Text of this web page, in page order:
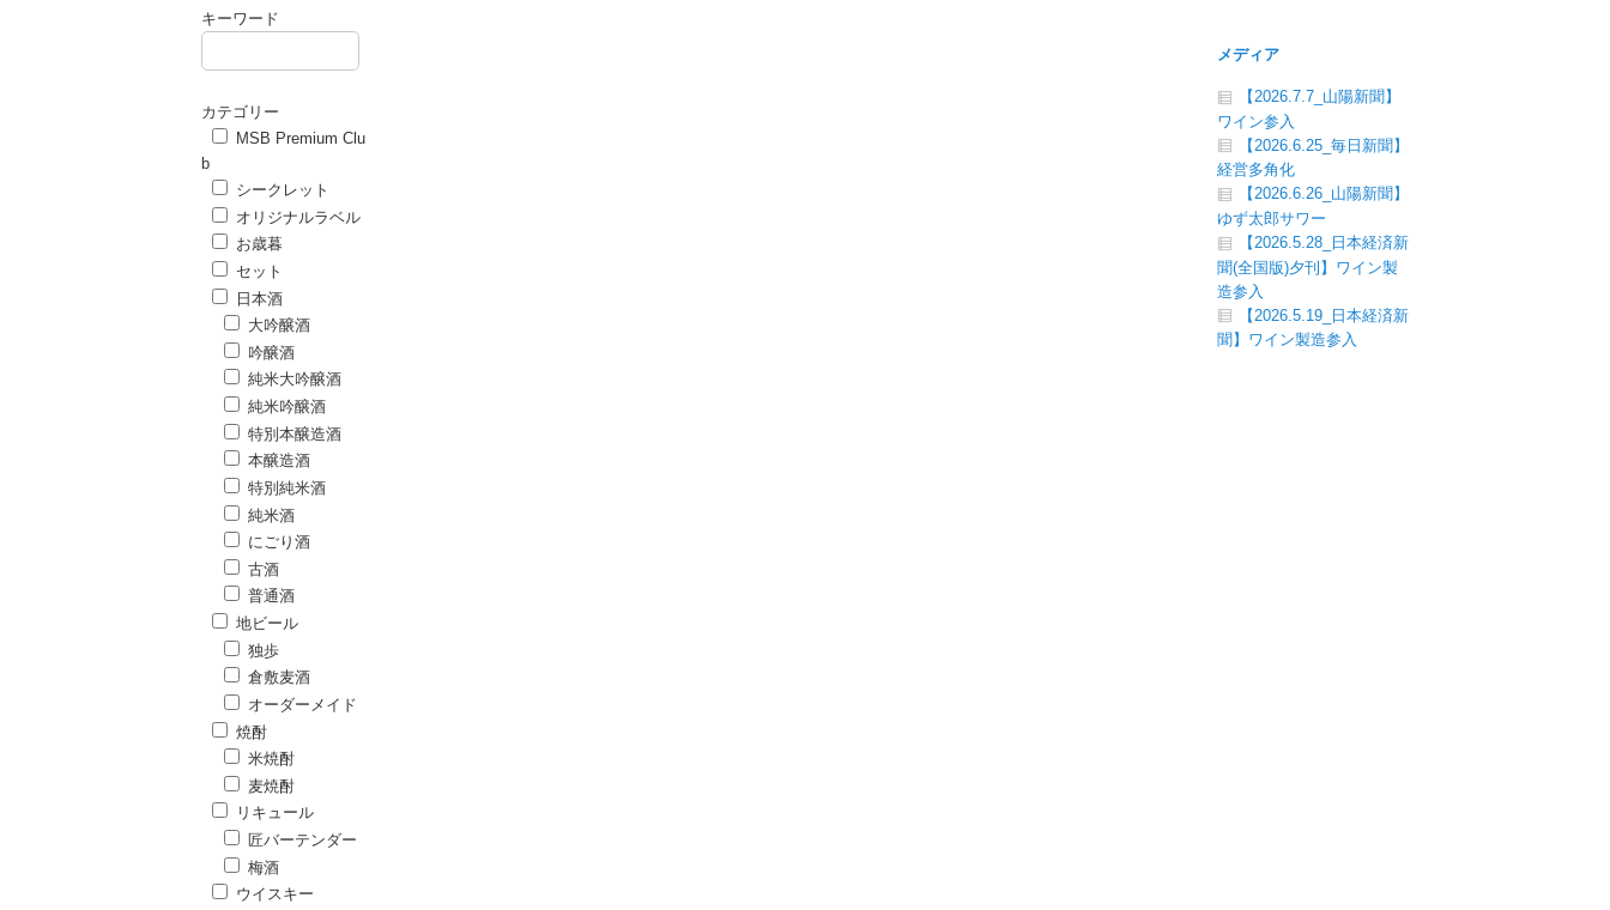
キーワード
カテゴリー
MSB Premium Clu
b
シークレット
オリジナルラベル
お歳暮
セット
日本酒
大吟醸酒
吟醸酒
純米大吟醸酒
純米吟醸酒
特別本醸造酒
本醸造酒
特別純米酒
純米酒
にごり酒
古酒
普通酒
地ビール
独歩
倉敷麦酒
オーダーメイド
焼酎
米焼酎
麦焼酎
リキュール
匠バーテンダー
梅酒
ウイスキー
メディア
【2026.7.7_山陽新聞】
ワイン参入
【2026.6.25_毎日新聞】
経営多角化
【2026.6.26_山陽新聞】
ゆず太郎サワー
【2026.5.28_日本経済新
聞(全国版)夕刊】ワイン製
造参入
【2026.5.19_日本経済新
聞】ワイン製造参入